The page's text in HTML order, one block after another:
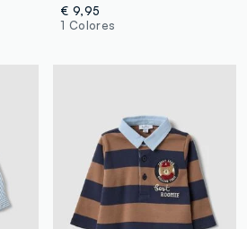
€ 9,95
1 Colores